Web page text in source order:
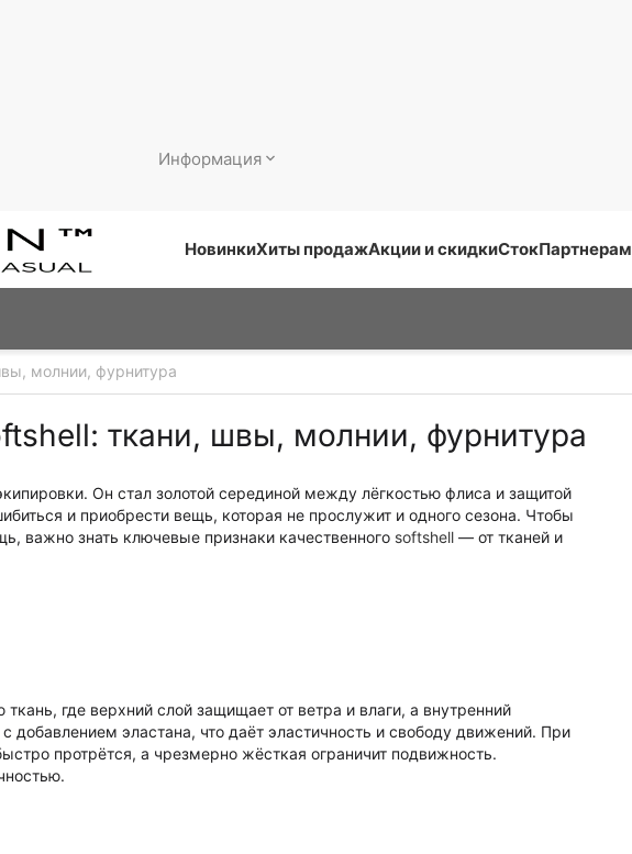
Информация
НовинкиХиты продажАкции и скидкиСтокПартнерам
молнии, фурнитура
ткани, швы, молнии, фурнитура
Он стал золотой серединой между лёгкостью флиса и защитой
и приобрести вещь, которая не прослужит и одного сезона. Чтобы
важно знать ключевые признаки качественного softshell — от тканей и
где верхний слой защищает от ветра и влаги, а внутренний
добавлением эластана, что даёт эластичность и свободу движений. При
протрётся, а чрезмерно жёсткая ограничит подвижность.